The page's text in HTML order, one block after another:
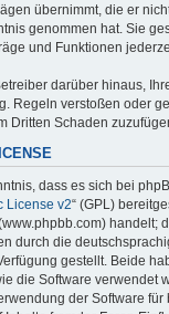
übernimmt, die er
genommen hat. Sie
und Funktionen
darüber hinaus,
Regeln verstoßen oder
Dritten Schaden
dass es sich bei
License v2“ (GPL)
handelt;
durch die
gestellt. Beide
die Software verwendet
der Software für